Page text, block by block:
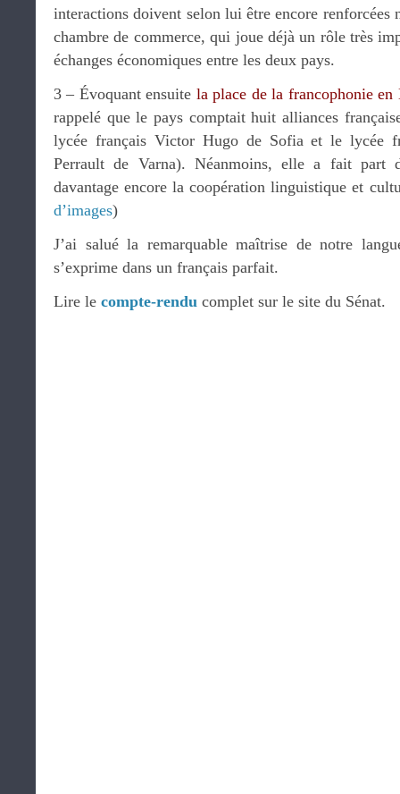
interactions doivent selon lui être encore renforcées
chambre de commerce, qui joue déjà un rôle très
échanges économiques entre les deux pays.
3 – Évoquant ensuite la place de la francophonie en
rappelé que le pays comptait huit alliances
lycée français Victor Hugo de Sofia et le lycée
Perrault de Varna). Néanmoins, elle a fait part
davantage encore la coopération linguistique et
d’images)
J’ai salué la remarquable maîtrise de notre
s’exprime dans un français parfait.
Lire le compte-rendu complet sur le site du Sénat.